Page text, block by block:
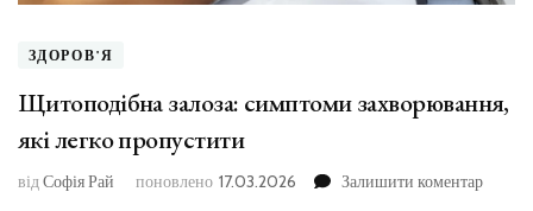
ЗДОРОВ'Я
Щитоподібна залоза: симптоми захворювання,
які легко пропустити
відСофія Рай поновлено 17.03.2026 Залишити коментардо